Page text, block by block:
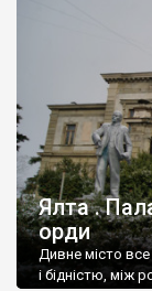
Ялта .
орди
Дивне місто
і бідністю, між